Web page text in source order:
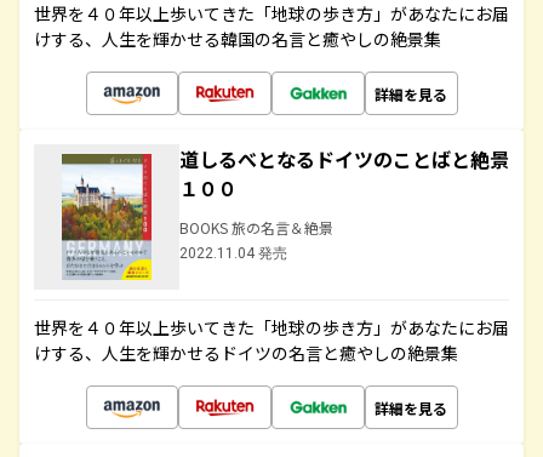
世界を４０年以上歩いてきた「地球の歩き方」があなたにお届
けする、人生を輝かせる韓国の名言と癒やしの絶景集
詳細を見る
道しるべとなるドイツのことばと絶景
１００
BOOKS 旅の名言＆絶景
2022.11.04 発売
世界を４０年以上歩いてきた「地球の歩き方」があなたにお届
けする、人生を輝かせるドイツの名言と癒やしの絶景集
詳細を見る